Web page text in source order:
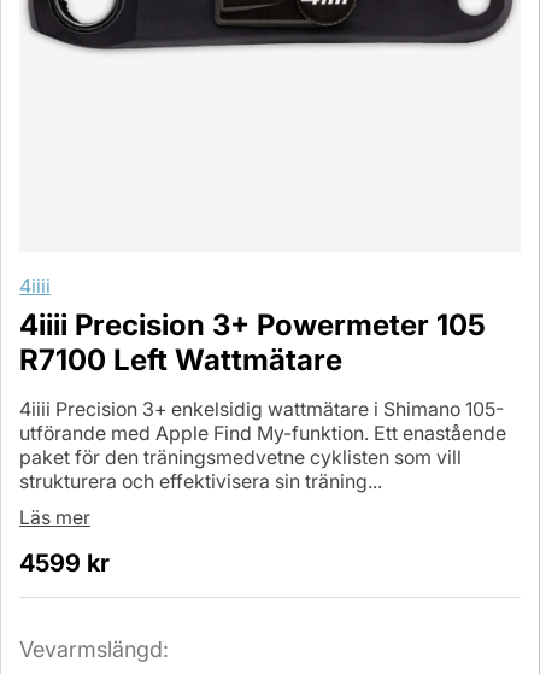
4iiii
4iiii Precision 3+ Powermeter 105
R7100 Left Wattmätare
4iiii Precision 3+ enkelsidig wattmätare i Shimano 105-
utförande med Apple Find My-funktion. Ett enastående
paket för den träningsmedvetne cyklisten som vill
strukturera och effektivisera sin träning...
Läs mer
4599 kr
Vevarmslängd: